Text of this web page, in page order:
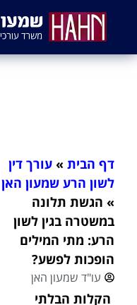
דף הבית »עורך דין
לשון הרע שמעון האן
» הגשת תלונה
במשטרה בגין לשון
הרע: מתי המילים
הופכות לפשע?
עו"ד שמעון האן
הקלות הבלתי